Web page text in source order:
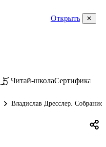
Открыть
Читай-школаСертификаты
Владислав Дресслер.